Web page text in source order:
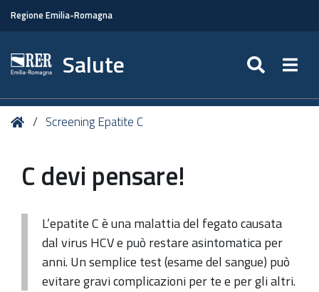
Regione Emilia-Romagna
Salute
Tu HomeScreening Epatite C
C devi pensare!
L’epatite C è una malattia del fegato causata
dal virus HCV e può restare asintomatica per
anni. Un semplice test (esame del sangue) può
evitare gravi complicazioni per te e per gli altri.